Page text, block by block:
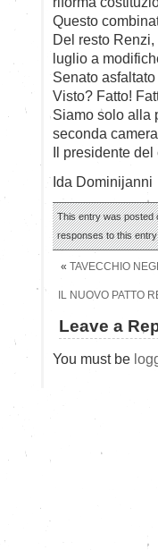
Questo
Del resto
luglio a
Senato
Visto? Fatto!
Siamo solo alla
seconda
Il presidente
Ida Dominijanni
This entry was posted
responses to this
« TAVECCHIO
IL NUOVO PATTO
Leave a
You must be